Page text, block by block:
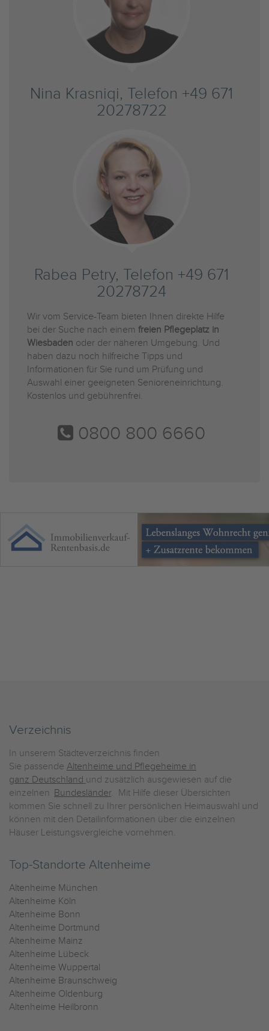
Nina Krasniqi, Telefon +49 671
20278722
Rabea Petry, Telefon +49 671
20278724
Wir vom Service-Team bieten Ihnen direkte Hilfe
bei der Suche nach einem freien Pflegeplatz in
Wiesbaden oder der näheren Umgebung. Und
haben dazu noch hilfreiche Tipps und
Informationen für Sie rund um Prüfung und
Auswahl einer geeigneten Senioreneinrichtung.
Kostenlos und gebührenfrei.
0800 800 6660
Verzeichnis
In unserem Städteverzeichnis finden
Sie passende Altenheime und Pflegeheime in
ganz Deutschland und zusätzlich ausgewiesen auf die
einzelnen Bundesländer. Mit Hilfe dieser Übersichten
kommen Sie schnell zu Ihrer persönlichen Heimauswahl und
können mit den Detailinformationen über die einzelnen
Häuser Leistungsvergleiche vornehmen.
Top-Standorte Altenheime
Altenheime München
Altenheime Köln
Altenheime Bonn
Altenheime Dortmund
Altenheime Mainz
Altenheime Lübeck
Altenheime Wuppertal
Altenheime Braunschweig
Altenheime Oldenburg
Altenheime Heilbronn